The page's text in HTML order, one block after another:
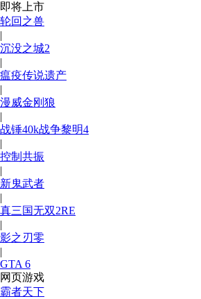
即将上市
轮回之兽
|
沉没之城2
|
瘟疫传说遗产
|
漫威金刚狼
|
战锤40k战争黎明4
|
控制共振
|
新鬼武者
|
真三国无双2RE
|
影之刃零
|
GTA 6
网页游戏
霸者天下